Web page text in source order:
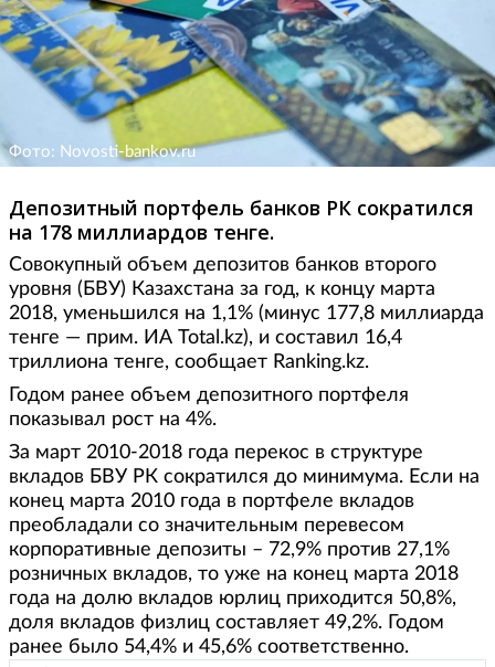
Фото: Novosti-bankov.ru
Депозитный портфель банков РК сократился
на 178 миллиардов тенге.
Совокупный объем депозитов банков второго
уровня (БВУ) Казахстана за год, к концу марта
2018, уменьшился на 1,1% (минус 177,8 миллиарда
тенге — прим. ИА Total.kz), и составил 16,4
триллиона тенге, сообщает Ranking.kz.
Годом ранее объем депозитного портфеля
показывал рост на 4%.
За март 2010-2018 года перекос в структуре
вкладов БВУ РК сократился до минимума. Если на
конец марта 2010 года в портфеле вкладов
преобладали со значительным перевесом
корпоративные депозиты – 72,9% против 27,1%
розничных вкладов, то уже на конец марта 2018
года на долю вкладов юрлиц приходится 50,8%,
доля вкладов физлиц составляет 49,2%. Годом
ранее было 54,4% и 45,6% соответственно.